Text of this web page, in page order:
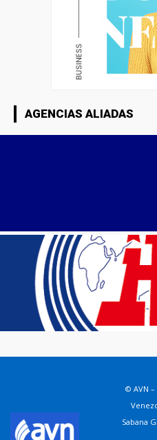
AGENCIAS ALIADAS
© AVN
Sabana